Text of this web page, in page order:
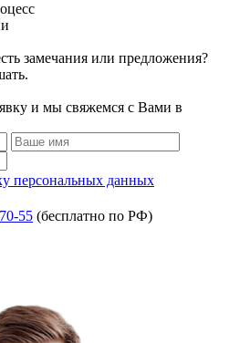
замечания или предложения?
и мы свяжемся с Вами в
персональных данных
55 (бесплатно по РФ)